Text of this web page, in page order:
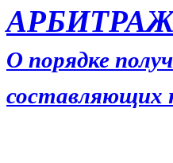
О порядке
составляющих